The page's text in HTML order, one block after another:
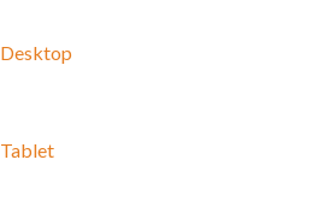
Desktop
Tablet